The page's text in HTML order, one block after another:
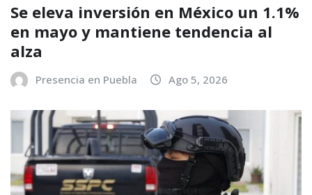
Se eleva inversión en México un 1.1%
en mayo y mantiene tendencia al
alza
Presencia en Puebla Ago 5, 2026